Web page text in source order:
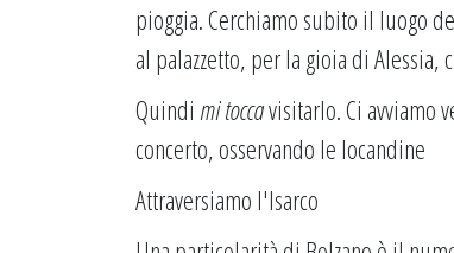
pioggia. Cerchiamo subito il luogo
al palazzetto, per la gioia di
Quindi mi toccavisitarlo. Ci avviamo
concerto, osservando le locandine
Attraversiamo l'Isarco